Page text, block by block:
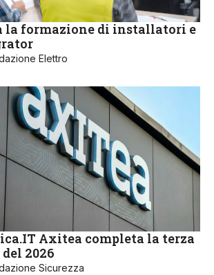
la formazione di installatori e
Elettro
Axitea completa la terza
2026
Sicurezza